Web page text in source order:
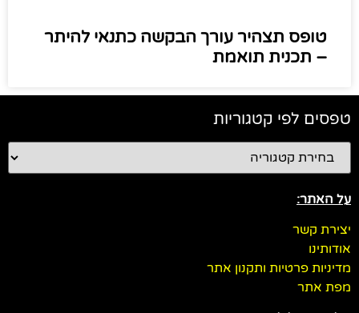
טופס תצהיר עורך הבקשה כתנאי להיתר
– תכנית תואמת
טפסים לפי קטגוריות
על האתר:
יצירת קשר
אודותינו
מדיניות פרטיות ותקנון אתר
מפת אתר